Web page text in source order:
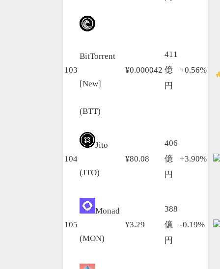
103
BitTorrent
[New]
(BTT)
¥0.000042
411
億
円
+0.56%
104
Jito
(JTO)
¥80.08
406
億
円
+3.90%
105
Monad
(MON)
¥3.29
388
億
円
-0.19%